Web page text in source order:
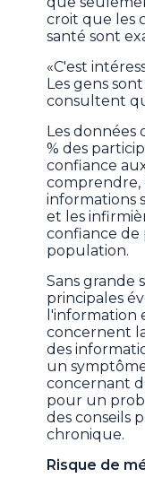
croit que les
santé sont
«C'est
Les gens
consultent
Les
% des
confiance
informations
et les
confiance de
population.
Sans grande
principales
l'information
concernent
des
un
concernant
pour un
des conseils
chronique.
Risque de